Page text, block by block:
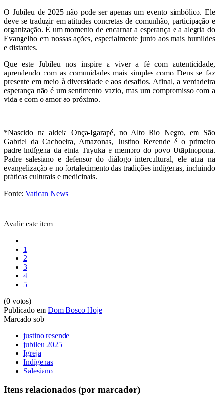
O Jubileu de 2025 não pode ser apenas um evento simbólico. Ele
deve se traduzir em atitudes concretas de comunhão, participação e
organização. É um momento de encarnar a esperança e a alegria do
Evangelho em nossas ações, especialmente junto aos mais humildes
e distantes.
Que este Jubileu nos inspire a viver a fé com autenticidade,
aprendendo com as comunidades mais simples como Deus se faz
presente em meio à diversidade e aos desafios. Afinal, a verdadeira
esperança não é um sentimento vazio, mas um compromisso com a
vida e com o amor ao próximo.
*Nascido na aldeia Onça-Igarapé, no Alto Rio Negro, em São
Gabriel da Cachoeira, Amazonas, Justino Rezende é o primeiro
padre indígena da etnia Tuyuka e membro do povo Utãpinopona.
Padre salesiano e defensor do diálogo intercultural, ele atua na
evangelização e no fortalecimento das tradições indígenas, incluindo
práticas culturais e medicinais.
Fonte: Vatican News
Avalie este item
1
2
3
4
5
(0 votos)
Publicado em Dom Bosco Hoje
Marcado sob
justino resende
jubileu 2025
Igreja
Indígenas
Salesiano
Itens relacionados (por marcador)